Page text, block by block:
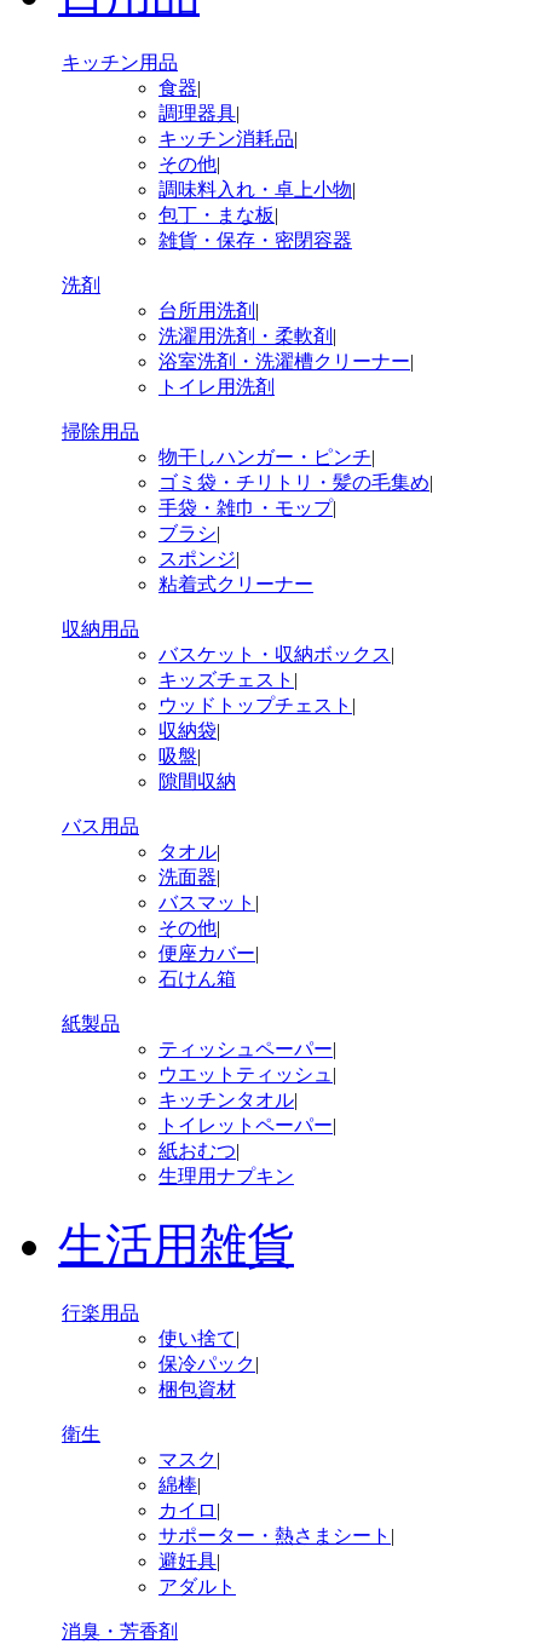
キッチン用品
食器|
調理器具|
キッチン消耗品|
その他|
調味料入れ・卓上小物|
包丁・まな板|
雑貨・保存・密閉容器
洗剤
台所用洗剤 |
洗濯用洗剤・柔軟剤 |
浴室洗剤・洗濯槽クリーナー|
トイレ用洗剤
掃除用品
物干しハンガー・ピンチ|
ゴミ袋・チリトリ・髪の毛集め|
手袋・雑巾・モップ|
ブラシ|
スポンジ|
粘着式クリーナー
収納用品
バスケット・収納ボックス|
キッズチェスト |
ウッドトップチェスト |
収納袋|
吸盤|
隙間収納
バス用品
タオル|
洗面器|
バスマット |
その他|
便座カバー|
石けん箱
紙製品
ティッシュペーパー|
ウエットティッシュ |
キッチンタオル|
トイレットペーパー|
紙おむつ|
生理用ナプキン
生活用雑貨
行楽用品
使い捨て|
保冷パック|
梱包資材
衛生
マスク|
綿棒|
カイロ |
サポーター・熱さまシート |
避妊具|
アダルト
消臭・芳香剤